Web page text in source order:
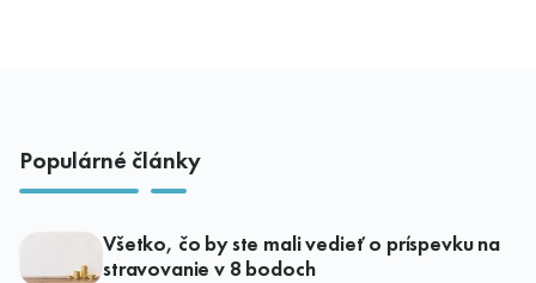
Populárné články
Všetko, čo by ste mali vedieť o príspevku na
stravovanie v 8 bodoch